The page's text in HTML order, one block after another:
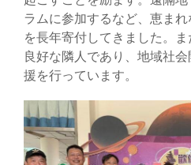
ラムに参加するなど、恵ま
を長年寄付してきました。
良好な隣人であり、地域社
援を行っています。